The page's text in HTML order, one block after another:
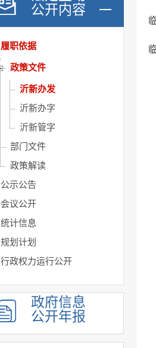
公开内容
机构职能
履职依据
政策文件
沂新办发
沂新办字
沂新管字
部门文件
政策解读
公示公告
会议公开
统计信息
规划计划
行政权力运行公开
建议提案办理
主动公开基本目录
政府信息
公开年报